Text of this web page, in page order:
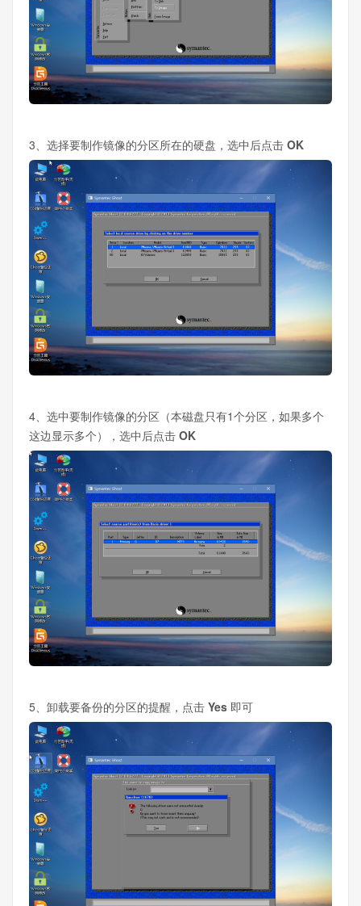
3、选择要制作镜像的分区所在的硬盘，选中后点击 OK
4、选中要制作镜像的分区（本磁盘只有1个分区，如果多个
这边显示多个），选中后点击 OK
5、卸载要备份的分区的提醒，点击 Yes 即可